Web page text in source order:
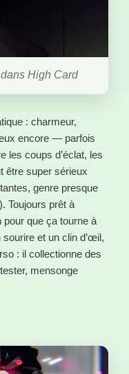
High Card
: charmeur,
encore — parfois
les coups d’éclat, les
être super sérieux
genre presque
Toujours prêt à
pour que ça tourne à
et un clin d’œil,
: il collectionne des
mensonge